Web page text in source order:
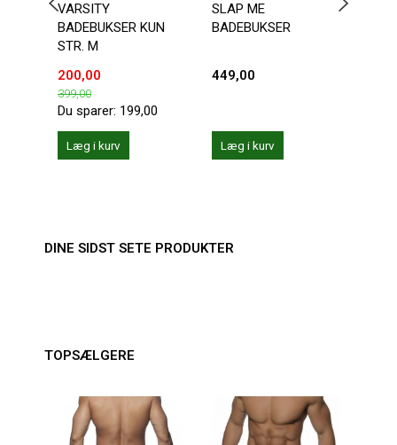
VARSITY
BADEBUKSER KUN
STR. M
200,00
399,00
Du sparer: 199,00
Læg i kurv
SLAP ME
BADEBUKSER
449,00
Læg i kurv
DINE SIDST SETE PRODUKTER
TOPSÆLGERE